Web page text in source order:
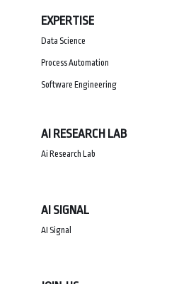
EXPERTISE
Data Science
Process Automation
Software Engineering
AI RESEARCH LAB
Ai Research Lab
AI SIGNAL
AI Signal